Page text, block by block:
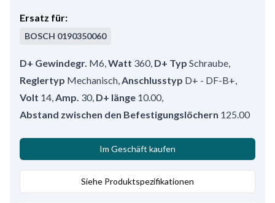
Ersatz für:
BOSCH 0190350060
D+ Gewindegr. M6 Watt 360, D+ Typ Schraube
Reglertyp Mechanisch Anschlusstyp D+ - DF-B+
Volt 14 Amp. 30, D+ länge 10.00,
Abstand zwischen den Befestigungslöchern 125.00
Im Geschäft kaufen
Siehe Produktspezifikationen